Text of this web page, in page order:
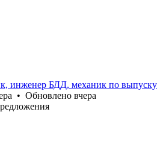
инженер БДД, механик по выпуску
• Обновлено вчера